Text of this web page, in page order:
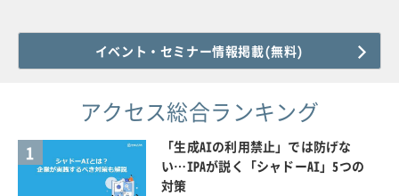
イベント・セミナー情報掲載(無料)
アクセス総合ランキング
1
「生成AIの利用禁止」では防げな
い…IPAが説く「シャドーAI」5つの
対策